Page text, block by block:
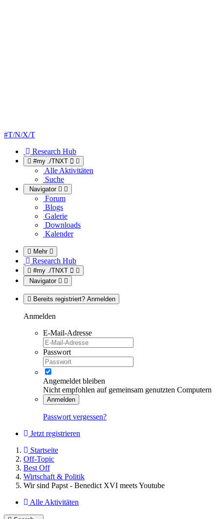
#T/N/X/T
Research Hub
#my ./TNXT
Alle Aktivitäten
Suche
Navigator
Forum
Blogs
Galerie
Downloads
Kalender
Mehr
Research Hub
#my ./TNXT
Navigator
Bereits registriert? Anmelden
Anmelden
E-Mail-Adresse
Passwort
Angemeldet bleiben
Nicht empfohlen auf gemeinsam genutzten Computern
Anmelden
Passwort vergessen?
Jetzt registrieren
Startseite
Off-Topic
Best Off
Wirtschaft & Politik
Wir sind Papst - Benedict XVI meets Youtube
Alle Aktivitäten